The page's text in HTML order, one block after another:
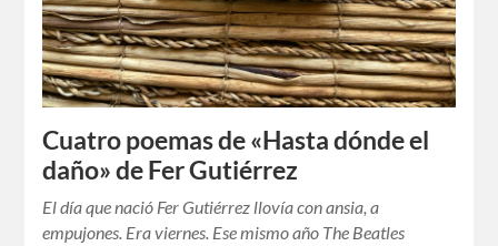
Cuatro poemas de «Hasta dónde el
daño» de Fer Gutiérrez
El día que nació Fer Gutiérrez llovía con ansia, a
empujones. Era viernes. Ese mismo año The Beatles